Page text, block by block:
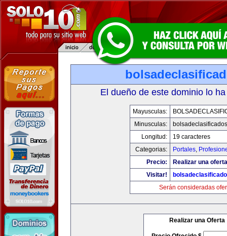
El dueño de este dominio lo
Mayusculas:
Minusculas:
Longitud:
19 caracteres
Categorias:
Portales,
Precio:
Realizar una
Visitar!
Serán consideradas
Realizar una Oferta